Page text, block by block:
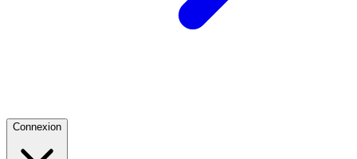
Connexion